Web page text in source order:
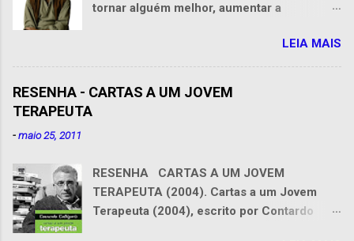
tornar alguém melhor, aumentar a
empreender ao longo da vida. Essa
transformação pessoal exige dedicação,
importante não é evitar erros, mas sim
aprender com eles e usar essas lições para
seguir em frente com mais sabedoria. A
LEIA MAIS
RESENHA - CARTAS A UM JOVEM
TERAPEUTA
-maio 25, 2011
RESENHA CARTAS A UM JOVEM
TERAPEUTA (2004). Cartas a um Jovem
Terapeuta (2004), escrito por Contardo